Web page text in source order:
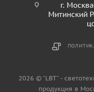
г.
Митинский
2026 © “LBT” -
продукция в